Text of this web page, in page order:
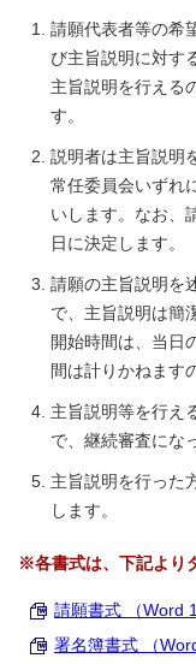
請願代表者等の希
び主旨説明に対す
主旨説明を行える
す。
説明者は主旨説明
常任委員会いずれ
いします。なお、
日に決定します。
請願の主旨説明を
で、主旨説明は簡
開始時間は、当日
間は計りかねます
主旨説明等を行え
で、継続審査にな
主旨説明を行った
します。
※各書式は、下記より
請願書式 （Word
署名簿書式 （